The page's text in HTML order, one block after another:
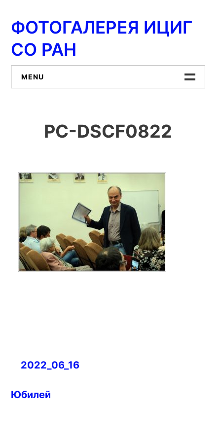
содержимому
ФОТОГАЛЕРЕЯ ИЦИГ
СО РАН
MENU
ИЦиГ СО РАН
PC-DSCF0822
Навигация
записям
2022_06_16
Юбилей